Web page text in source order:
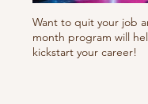
Want to quit your job
month program will
kickstart your career!